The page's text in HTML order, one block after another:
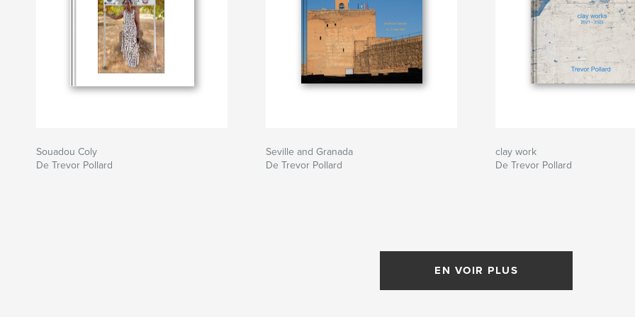
Souadou Coly
De Trevor Pollard
Seville and Granada
De Trevor Pollard
clay work
De Trevor Pollard
EN VOIR PLUS